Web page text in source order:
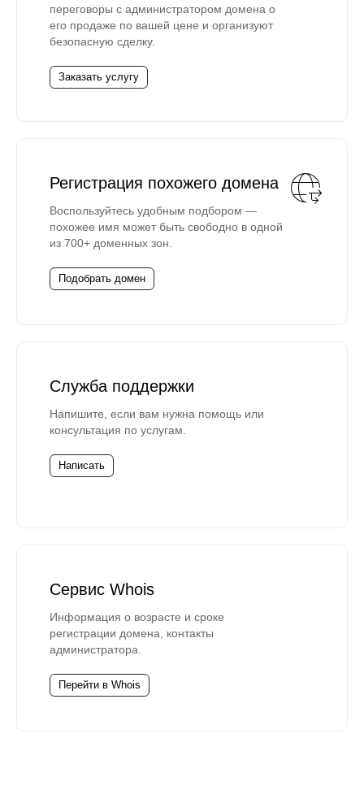
переговоры с администратором домена о
его продаже по вашей цене и организуют
безопасную сделку.
Заказать услугу
Регистрация похожего домена
Воспользуйтесь удобным подбором —
похожее имя может быть свободно в одной
из 700+ доменных зон.
Подобрать домен
Служба поддержки
Напишите, если вам нужна помощь или
консультация по услугам.
Написать
Сервис Whois
Информация о возрасте и сроке
регистрации домена, контакты
администратора.
Перейти в Whois